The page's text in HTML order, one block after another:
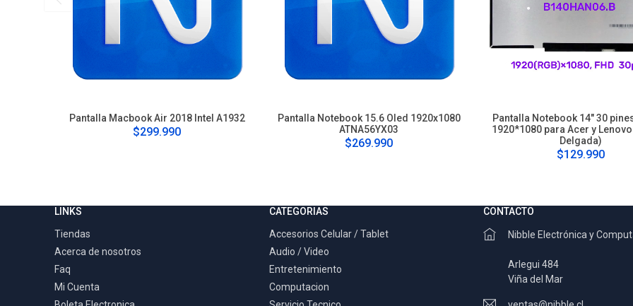
Pantalla Macbook Air 2018 Intel A1932
$299.990
Pantalla Notebook 15.6 Oled 1920x1080
ATNA56YX03
$269.990
Pantalla Notebook 14" 30
1920*1080 para Acer y
Delgada)
$129.990
LINKS
Tiendas
Acerca de nosotros
Faq
Mi Cuenta
CATEGORIAS
Accesorios Celular / Tablet
Audio / Video
Entretenimiento
Computacion
CONTACTO
Nibble Electrónica y
Arlegui 484
Viña del Mar